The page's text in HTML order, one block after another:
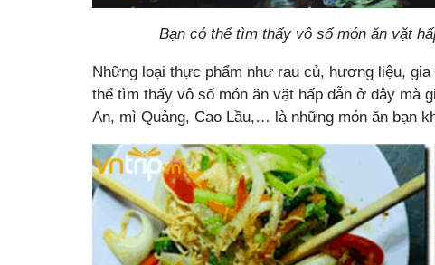
Bạn có thể tìm thấy vô số món ăn vặt
Những loại thực phẩm như rau củ, hương liệu,
thể tìm thấy vô số món ăn vặt hấp dẫn ở đây mà
An, mì Quảng, Cao Lầu,… là những món ăn bạn